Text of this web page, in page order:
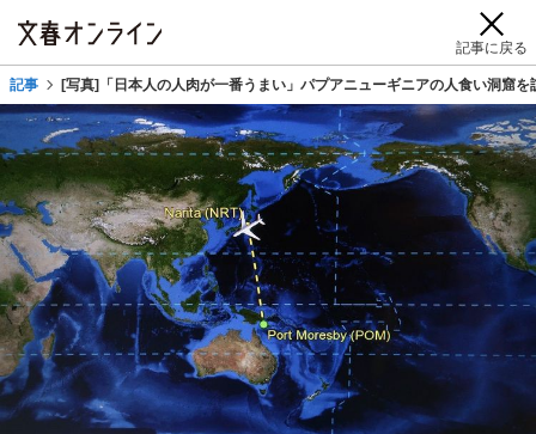
記事に戻る
記事 [写真]「日本人の人肉が一番うまい」パプアニューギニアの人食い洞窟を